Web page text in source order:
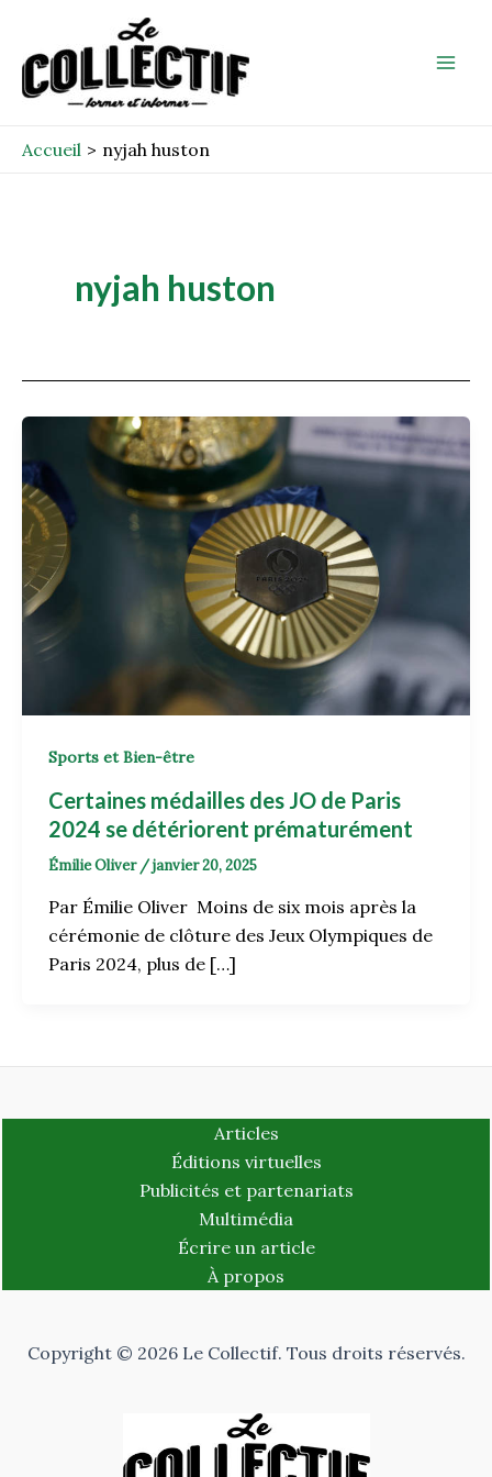
contenu
Accueil nyjah huston
nyjah huston
Sports et Bien-être
Certaines médailles des JO de Paris
2024 se détériorent prématurément
Émilie Oliver /janvier 20, 2025
Par Émilie Oliver Moins de six mois après la
cérémonie de clôture des Jeux Olympiques de
Paris 2024, plus de […]
Articles
Éditions virtuelles
Publicités et partenariats
Multimédia
Écrire un article
À propos
Copyright © 2026 Le Collectif. Tous droits réservés.